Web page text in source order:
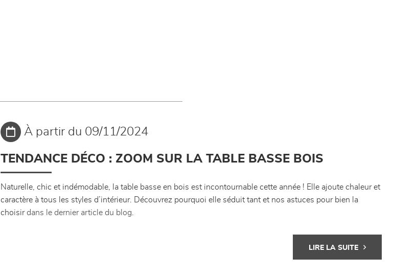
À partir du 09/11/2024
TENDANCE DÉCO : ZOOM SUR LA TABLE BASSE BOIS
Naturelle, chic et indémodable, la table basse en bois est incontournable cette année ! Elle ajoute chaleur et
caractère à tous les styles d’intérieur. Découvrez pourquoi elle séduit tant et nos astuces pour bien la
choisirdans le dernier article du blog
LIRE LA SUITE